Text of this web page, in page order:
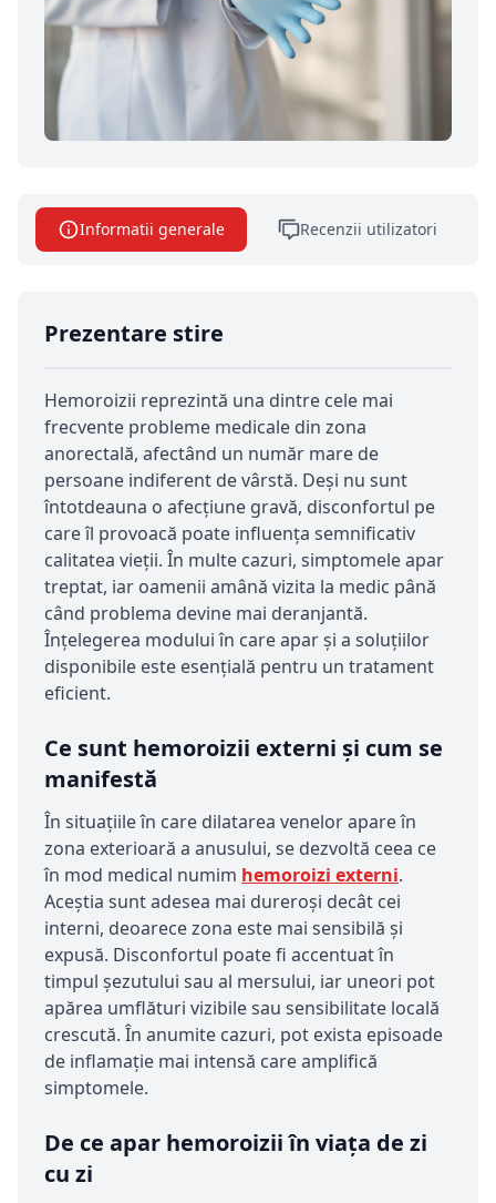
Informatii generale Recenzii utilizatori
Prezentare stire
Hemoroizii reprezintă una dintre cele mai
frecvente probleme medicale din zona
anorectală, afectând un număr mare de
persoane indiferent de vârstă. Deși nu sunt
întotdeauna o afecțiune gravă, disconfortul pe
care îl provoacă poate influența semnificativ
calitatea vieții. În multe cazuri, simptomele apar
treptat, iar oamenii amână vizita la medic până
când problema devine mai deranjantă.
Înțelegerea modului în care apar și a soluțiilor
disponibile este esențială pentru un tratament
eficient.
Ce sunt hemoroizii externi și cum se
manifestă
În situațiile în care dilatarea venelor apare în
zona exterioară a anusului, se dezvoltă ceea ce
în mod medical numim hemoroizi externi.
Aceștia sunt adesea mai dureroși decât cei
interni, deoarece zona este mai sensibilă și
expusă. Disconfortul poate fi accentuat în
timpul șezutului sau al mersului, iar uneori pot
apărea umflături vizibile sau sensibilitate locală
crescută. În anumite cazuri, pot exista episoade
de inflamație mai intensă care amplifică
simptomele.
De ce apar hemoroizii în viața de zi
cu zi